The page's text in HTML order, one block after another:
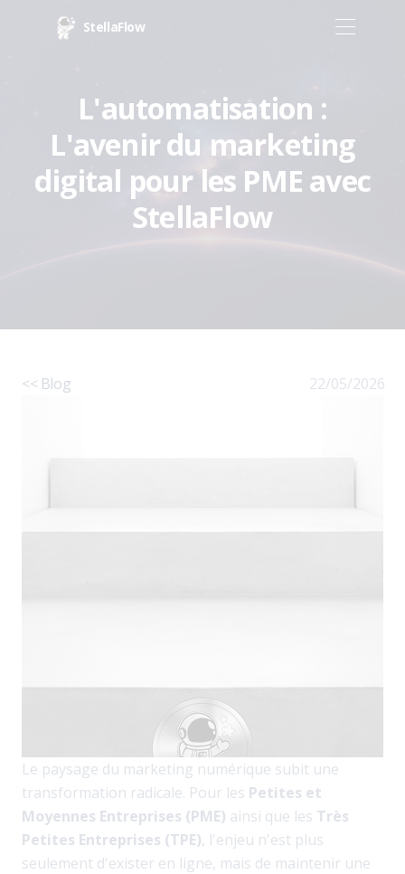
StellaFlow
L'automatisation :
L'avenir du marketing
digital pour les PME avec
StellaFlow
<< Blog 22/05/2026
Le paysage du marketing numérique subit une
transformation radicale. Pour les Petites et
Moyennes Entreprises (PME) ainsi que les Très
Petites Entreprises (TPE), l'enjeu n'est plus
seulement d'exister en ligne, mais de maintenir une